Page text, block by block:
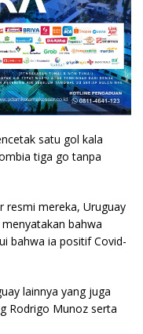
satu gol kala
tiga go tanpa
resmi mereka, Uruguay
bahwa
bahwa ia positif Covid-
lainnya yang juga
Rodrigo Munoz serta